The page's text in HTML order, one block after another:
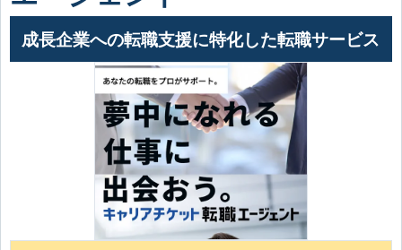
成長企業への転職支援に特化した転職サービス